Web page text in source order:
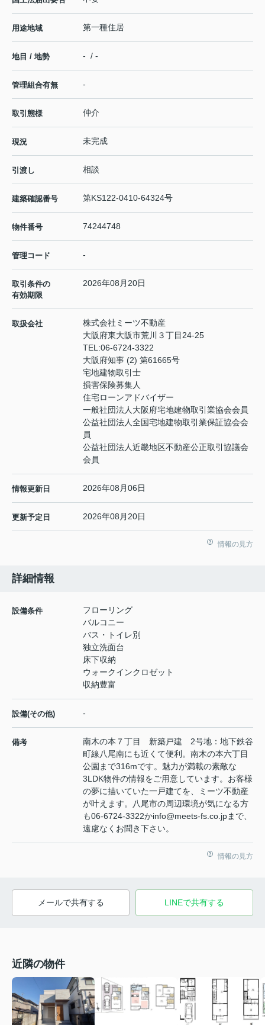
用途地域 第一種住居
地目 / 地勢 - / -
管理組合有無 -
取引態様 仲介
現況 未完成
引渡し 相談
建築確認番号 第KS122-0410-64324号
物件番号 74244748
管理コード -
取引条件の
有効期限
2026年08月20日
取扱会社
株式会社ミーツ不動産
大阪府東大阪市荒川３丁目24-25
TEL:06-6724-3322
大阪府知事 (2) 第61665号
宅地建物取引士
損害保険募集人
住宅ローンアドバイザー
一般社団法人大阪府宅地建物取引業協会会員
公益社団法人全国宅地建物取引業保証協会会
員
公益社団法人近畿地区不動産公正取引協議会
会員
情報更新日 2026年08月06日
更新予定日 2026年08月20日
情報の見方
詳細情報
設備条件
フローリング
バルコニー
バス・トイレ別
独立洗面台
床下収納
ウォークインクロゼット
収納豊富
設備(その他) -
備考
南木の本７丁目 新築戸建 2号地：地下鉄谷
町線八尾南にも近くて便利。南木の本六丁目
公園まで316mです。魅力が満載の素敵な
3LDK物件の情報をご用意しています。お客様
の夢に描いていた一戸建てを、ミーツ不動産
が叶えます。八尾市の周辺環境が気になる方
も06-6724-3322かinfo@meets-fs.co.jpまで、
遠慮なくお聞き下さい。
情報の見方
メールで共有する LINEで共有する
近隣の物件